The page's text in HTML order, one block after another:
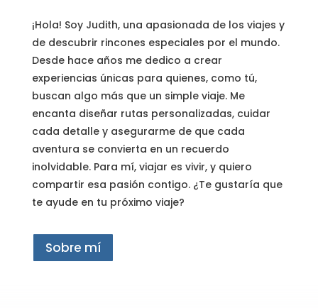
¡Hola! Soy Judith, una apasionada de los viajes y
de descubrir rincones especiales por el mundo.
Desde hace años me dedico a crear
experiencias únicas para quienes, como tú,
buscan algo más que un simple viaje. Me
encanta diseñar rutas personalizadas, cuidar
cada detalle y asegurarme de que cada
aventura se convierta en un recuerdo
inolvidable. Para mí, viajar es vivir, y quiero
compartir esa pasión contigo. ¿Te gustaría que
te ayude en tu próximo viaje?
Sobre mí